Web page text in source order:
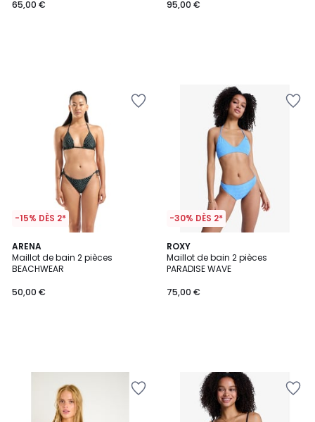
65,00 €
95,00 €
-15% DÈS 2*
ARENA
Maillot de bain 2 pièces
BEACHWEAR
50,00 €
-30% DÈS 2*
ROXY
Maillot de bain 2 pièces
PARADISE WAVE
75,00 €